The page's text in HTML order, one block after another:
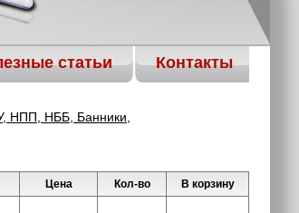
статьи Контакты
НПП, НББ, Банники,
Цена Кол-во В корзину